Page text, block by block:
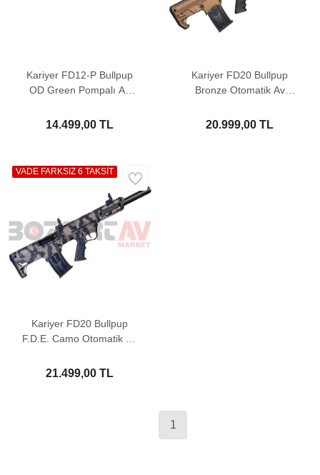
Kariyer FD12-P Bullpup
OD Green Pompalı Av
14.499,00 TL
Kariyer FD20 Bullpup
Bronze Otomatik Av
20.999,00 TL
Kariyer FD20 Bullpup
F.D.E. Camo Otomatik Av
21.499,00 TL
VADE FARKSIZ 6 TAKSİT
1